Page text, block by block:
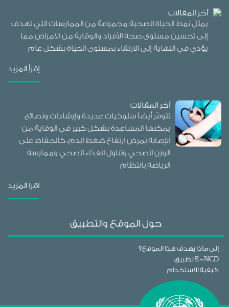
آخر المقالات
يمثل نمط الحياة الصحية مجموعة من الممارسات التي تهدف
إلى تحسين مستوى صحة الأفراد والوقاية من الأمراض مما
يؤدي في النهاية إلى الارتقاء بمستوى الحياة بشكل عام
إقرأ المزيد
آخر المقالات
تتوفّر أيضاً سلوكيات عديدة وإرشادات ونصائح
يمكنها المساعدة بشكل كبير في الوقاية من
الإصابة بمرض ارتفاع ضغط الدم، كالحفاظ على
الوزن الصحي وتناول الغذاء الصحي وممارسة
الرياضة بانتظام
اقرا المزيد
حول الموقع والتطبيق
إلى ماذا يهدف هذا الموقع؟
تطبيق E-NCD
كيفية الاستخدام